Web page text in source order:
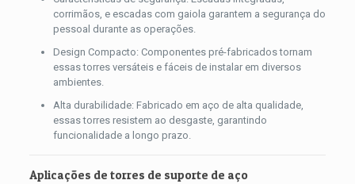
corrimãos, e escadas com gaiola garantem a segurança do
pessoal durante as operações.
Design Compacto: Componentes pré-fabricados tornam
essas torres versáteis e fáceis de instalar em diversos
ambientes.
Alta durabilidade: Fabricado em aço de alta qualidade,
essas torres resistem ao desgaste, garantindo
funcionalidade a longo prazo.
Aplicações de torres de suporte de aço